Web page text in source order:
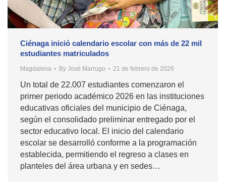
Ciénaga inició calendario escolar con más de 22 mil
estudiantes matriculados
Magdalena By José Marrugo 21 de febrero de 2026
Un total de 22.007 estudiantes comenzaron el
primer periodo académico 2026 en las instituciones
educativas oficiales del municipio de Ciénaga,
según el consolidado preliminar entregado por el
sector educativo local. El inicio del calendario
escolar se desarrolló conforme a la programación
establecida, permitiendo el regreso a clases en
planteles del área urbana y en sedes…